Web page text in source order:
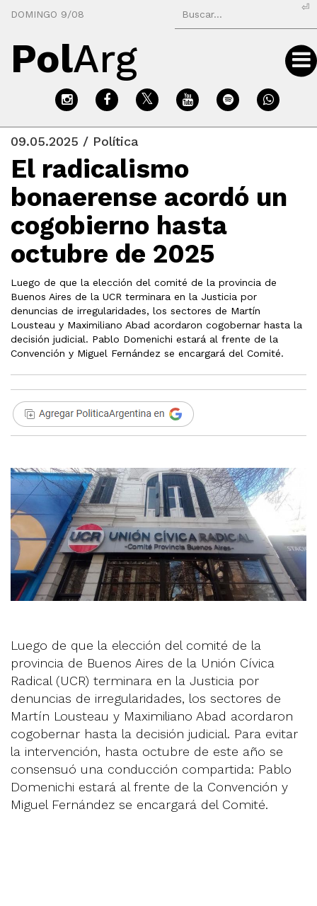
DOMINGO 9/08
⏎
PolArg
09.05.2025 / Política
El radicalismo
bonaerense acordó un
cogobierno hasta
octubre de 2025
Luego de que la elección del comité de la provincia de
Buenos Aires de la UCR terminara en la Justicia por
denuncias de irregularidades, los sectores de Martín
Lousteau y Maximiliano Abad acordaron cogobernar hasta la
decisión judicial. Pablo Domenichi estará al frente de la
Convención y Miguel Fernández se encargará del Comité.
Luego de que la elección del comité de la
provincia de Buenos Aires de la Unión Cívica
Radical (UCR) terminara en la Justicia por
denuncias de irregularidades, los sectores de
Martín Lousteau y Maximiliano Abad acordaron
cogobernar hasta la decisión judicial. Para evitar
la intervención, hasta octubre de este año se
consensuó una conducción compartida: Pablo
Domenichi estará al frente de la Convención y
Miguel Fernández se encargará del Comité.